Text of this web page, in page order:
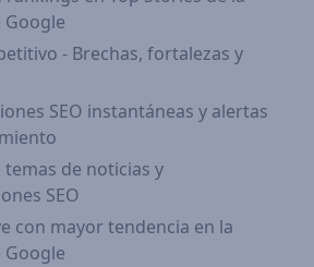
Google
- Brechas, fortalezas y
SEO instantáneas y alertas
de noticias y
SEO
con mayor tendencia en la
Google